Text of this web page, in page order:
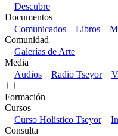
Descubre
Documentos
Comunicados
Libros
Comunidad
Galerías de Arte
Media
Audios
Radio Tseyor
Formación
Cursos
Curso Holístico Tseyor
Consulta